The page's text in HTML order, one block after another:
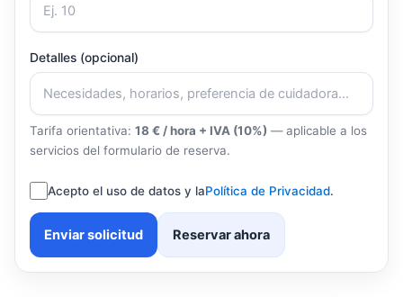
Detalles (opcional)
Tarifa orientativa: 18 € / hora + IVA (10%) — aplicable a los
servicios del formulario de reserva.
Acepto el uso de datos y laPolítica de Privacidad.
Enviar solicitud Reservar ahora